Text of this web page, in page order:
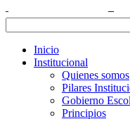
Inicio
Institucional
Quienes somos
Pilares
Gobierno
Principios